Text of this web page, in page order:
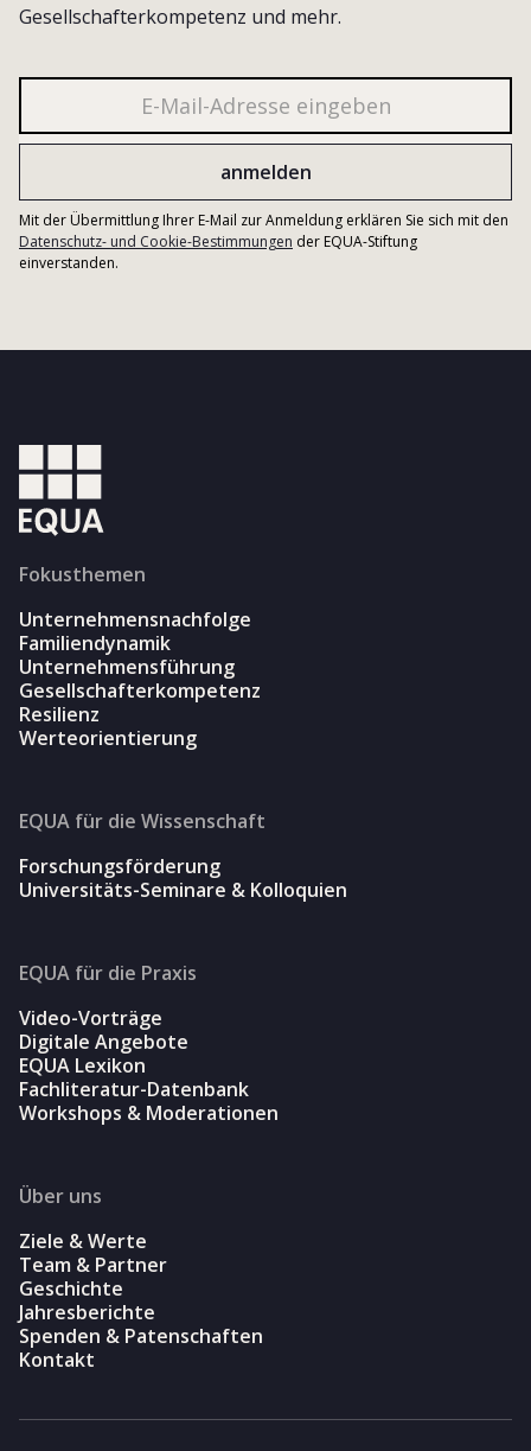
Gesellschafterkompetenz und mehr.
Mit der Übermittlung Ihrer E-Mail zur Anmeldung erklären Sie sich mit den
Datenschutz- und Cookie-Bestimmungen der EQUA-Stiftung
einverstanden.
Fokusthemen
Unternehmensnachfolge
Familiendynamik
Unternehmensführung
Gesellschafterkompetenz
Resilienz
Werteorientierung
EQUA für die Wissenschaft
Forschungsförderung
Universitäts-Seminare & Kolloquien
EQUA für die Praxis
Video-Vorträge
Digitale Angebote
EQUA Lexikon
Fachliteratur-Datenbank
Workshops & Moderationen
Über uns
Ziele & Werte
Team & Partner
Geschichte
Jahresberichte
Spenden & Patenschaften
Kontakt